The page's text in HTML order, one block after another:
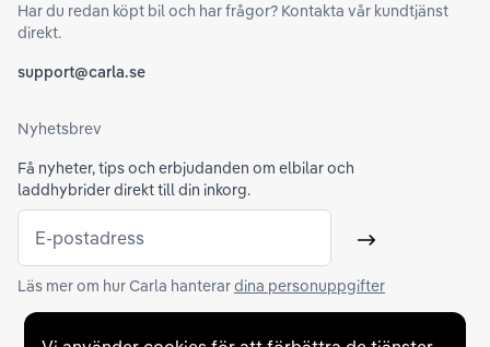
Har du redan köpt bil och har frågor? Kontakta vår kundtjänst
direkt.
support@carla.se
Nyhetsbrev
Få nyheter, tips och erbjudanden om elbilar och
laddhybrider direkt till din inkorg.
E-postadress Skicka
Läs mer om hur Carla hanterardina personuppgifter